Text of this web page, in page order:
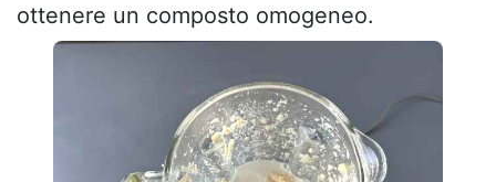
ottenere un composto omogeneo.